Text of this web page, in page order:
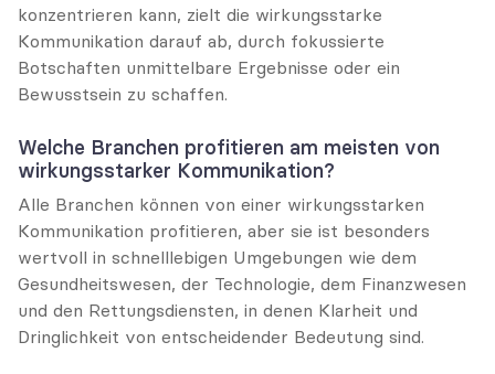
konzentrieren kann, zielt die wirkungsstarke
Kommunikation darauf ab, durch fokussierte
Botschaften unmittelbare Ergebnisse oder ein
Bewusstsein zu schaffen.
Welche Branchen profitieren am meisten von
wirkungsstarker Kommunikation?
Alle Branchen können von einer wirkungsstarken
Kommunikation profitieren, aber sie ist besonders
wertvoll in schnelllebigen Umgebungen wie dem
Gesundheitswesen, der Technologie, dem Finanzwesen
und den Rettungsdiensten, in denen Klarheit und
Dringlichkeit von entscheidender Bedeutung sind.